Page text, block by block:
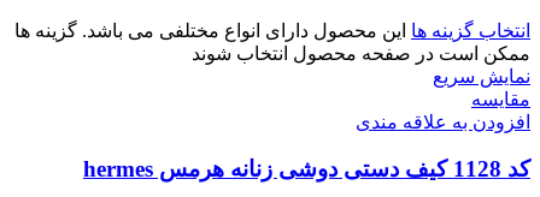
انتخاب گزینه ها این محصول دارای انواع مختلفی می باشد. گزینه ها
ممکن است در صفحه محصول انتخاب شوند
نمایش سریع
مقايسه
افزودن به علاقه مندی
کد 1128 کیف دستی دوشی زنانه هرمس hermes